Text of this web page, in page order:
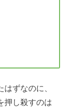
ずなのに、
押し殺すのは